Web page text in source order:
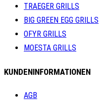
TRAEGER GRILLS
BIG GREEN EGG GRILLS
OFYR GRILLS
MOESTA GRILLS
KUNDENINFORMATIONEN
AGB